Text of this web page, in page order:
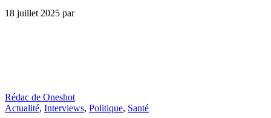
18 juillet 2025 par
Rédac de Oneshot
Actualité, Interviews, Politique, Santé